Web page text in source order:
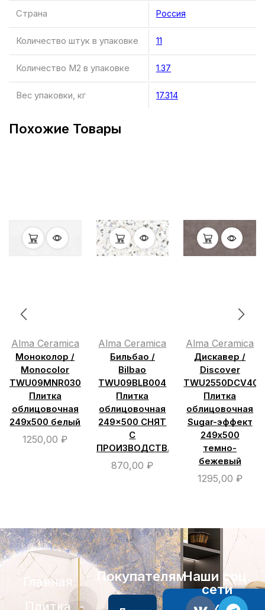
Страна Россия
Количество штук в упаковке 11
Количество М2 в упаковке 1.37
Вес упаковки, кг 17.314
Похожие Товары
Alma Ceramica
Моноколор /
Monocolor
TWU09MNR030
Плитка
облицовочная
249х500 белый
1250,00₽
Alma Ceramica
Бильбао /
Bilbao
TWU09BLB004
Плитка
облицовочная
249×500 СНЯТ
С
ПРОИЗВОДСТВА
870,00₽
Alma Ceramica
Дискавер /
Discover
TWU2550DCV40
Плитка
облицовочная
Sugar-эффект
249х500
темно-
бежевый
1295,00 ₽
Главная
Плитка
ПокупателямНаши соц.
сети